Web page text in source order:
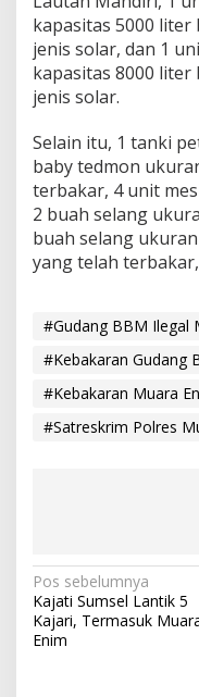
kapasitas 5000
jenis solar, dan 1
kapasitas 8000
jenis solar.
Selain itu, 1 tanki
baby tedmon
terbakar, 4 unit
2 buah selang
buah selang
yang telah
#Gudang BBM Ilegal
#Kebakaran Gudang
#Kebakaran Muara
#Satreskrim Polres
N
a
v
Pos sebelumnya
Kajati Sumsel Lantik 5
Kajari, Termasuk
Enim